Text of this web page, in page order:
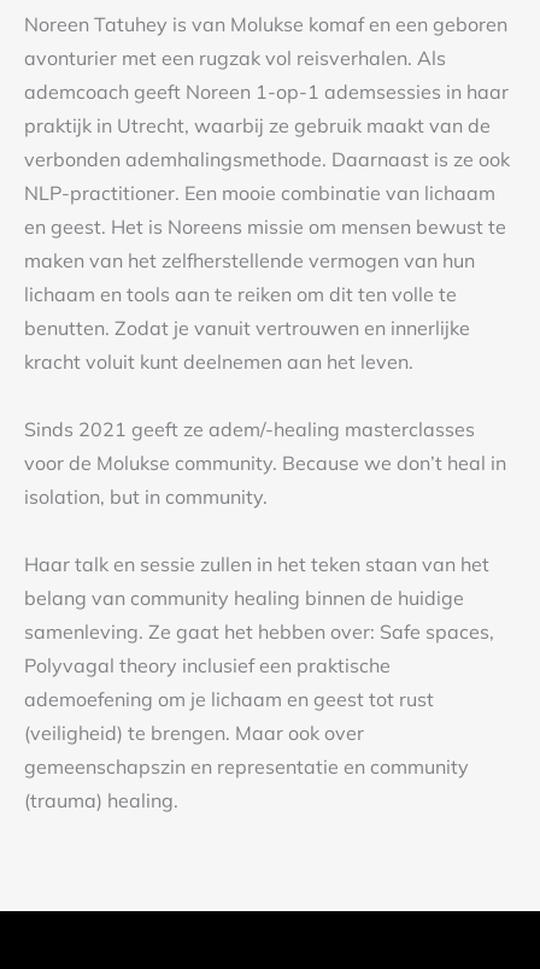
Noreen Tatuhey is van Molukse komaf en een geboren
avonturier met een rugzak vol reisverhalen. Als
ademcoach geeft Noreen 1-op-1 ademsessies in haar
praktijk in Utrecht, waarbij ze gebruik maakt van de
verbonden ademhalingsmethode. Daarnaast is ze ook
NLP-practitioner. Een mooie combinatie van lichaam
en geest. Het is Noreens missie om mensen bewust te
maken van het zelfherstellende vermogen van hun
lichaam en tools aan te reiken om dit ten volle te
benutten. Zodat je vanuit vertrouwen en innerlijke
kracht voluit kunt deelnemen aan het leven.
Sinds 2021 geeft ze adem/-healing masterclasses
voor de Molukse community. Because we don’t heal in
isolation, but in community.
Haar talk en sessie zullen in het teken staan van het
belang van community healing binnen de huidige
samenleving. Ze gaat het hebben over: Safe spaces,
Polyvagal theory inclusief een praktische
ademoefening om je lichaam en geest tot rust
(veiligheid) te brengen. Maar ook over
gemeenschapszin en representatie en community
(trauma) healing.